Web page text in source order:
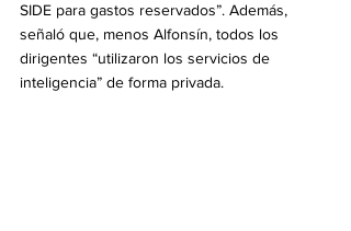
SIDE para gastos reservados”. Además,
señaló que, menos Alfonsín, todos los
dirigentes “utilizaron los servicios de
inteligencia” de forma privada.